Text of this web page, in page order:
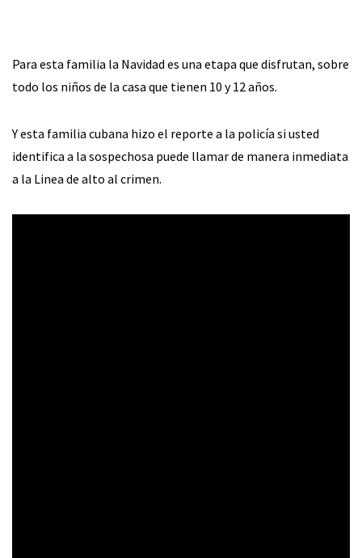
Para esta familia la Navidad es una etapa que disfrutan, sobre
todo los niños de la casa que tienen 10 y 12 años.
Y esta familia cubana hizo el reporte a la policía si usted
identifica a la sospechosa puede llamar de manera inmediata
a la Linea de alto al crimen.